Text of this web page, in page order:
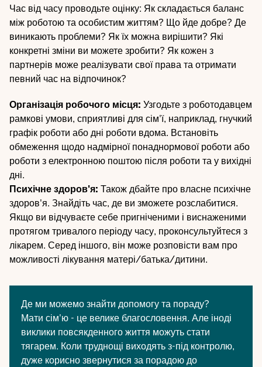
Час від часу проводьте оцінку: Як складається баланс
між роботою та особистим життям? Що йде добре? Де
виникають проблеми? Як їх можна вирішити? Які
конкретні зміни ви можете зробити? Як кожен з
партнерів може реалізувати свої права та отримати
певний час на відпочинок?
Організація робочого місця: Узгодьте з роботодавцем
рамкові умови, сприятливі для сім'ї, наприклад, гнучкий
графік роботи або дні роботи вдома. Встановіть
обмеження щодо надмірної понаднормової роботи або
роботи з електронною поштою після роботи та у вихідні
дні.
Психічне здоров'я: Також дбайте про власне психічне
здоров'я. Знайдіть час, де ви зможете розслабитися.
Якщо ви відчуваєте себе пригніченими і виснаженими
протягом тривалого періоду часу, проконсультуйтеся з
лікарем. Серед іншого, він може розповісти вам про
можливості лікування матері/батька/дитини.
Де ми можемо знайти допомогу та пораду?
Мати сім'ю - це велике благословення. Але іноді
виклики повсякденного життя можуть стати
тягарем. Коли труднощі виходять з-під контролю,
дуже корисно звернутися за порадою до